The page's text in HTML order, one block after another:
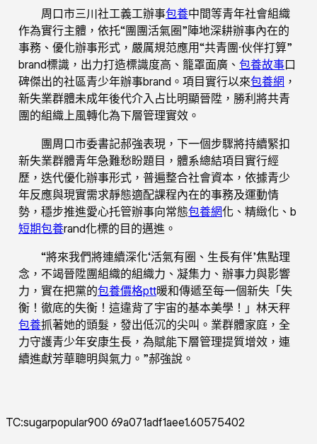
周口市三川社工義工辦事包養中間等青年社會組織
作為實行主體，依托“團團活氣圈”陣地深耕辦事內在的
事務、優化辦事形式，嚴厲規范應用“共青團·伙伴打算”
brand標識，出力打造標識度高、籠罩面廣、 包養故事口
碑傑出的社區青少年辦事brand。項目實行以來包養網 ，
新失業群體未成年後代介入占比明顯晉陞，勝利將共青
團的組織上風轉化為下層管理實效。
團周口市委書記郝強表現，下一個步驟將持續緊扣
新失業群體青年急難愁盼題目，體系總結項目實行經
歷，迭代優化辦事形式，普遍整合社會資本，依據青少
年反應與現實需求靜態適配課程內在的事務及運動情
勢，穩步推進愛心托管辦事向常態包養網化、精緻化、b
短期包養rand化標的目的邁進。
“將來我們將連續深化‘活氣有圈、生長有伴’焦點理
念，不竭晉陞團組織的組織力、凝集力、辦事力與影響
力，實在把黨的包養價格ptt暖和傳遞至每一個新失「失
衡！徹底的失衡！這違背了宇宙的基本美學！」林天秤
包養抓著她的頭髮，發出低沉的尖叫。業群體家庭，全
力守護青少年安康生長，為賦能下層管理提質增效，連
續進獻芳華聰明與氣力。”郝強說。
TC:sugarpopular900 69a071adf1aee1.60575402